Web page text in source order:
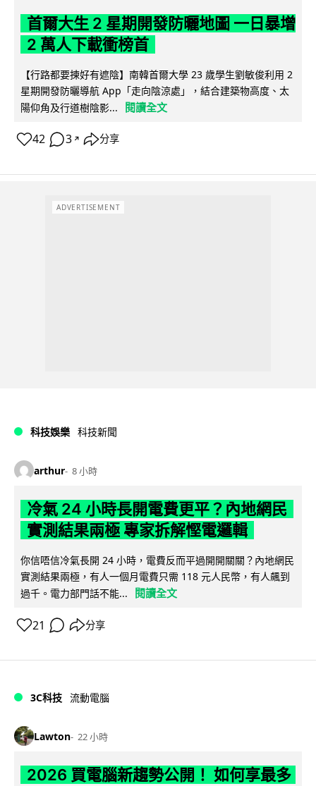
首爾大生 2 星期開發防曬地圖 一日暴增
2 萬人下載衝榜首
【行路都要揀好有遮陰】南韓首爾大學 23 歲學生劉敏俊利用 2
星期開發防曬導航 App「走向陰涼處」，結合建築物高度、太
陽仰角及行道樹陰影...
閱讀全文
42 3 ↗ 分享
ADVERTISEMENT
科技娛樂 科技新聞
arthur 8 小時
冷氣 24 小時長開電費更平？內地網民
實測結果兩極 專家拆解慳電邏輯
你信唔信冷氣長開 24 小時，電費反而平過開開關關？內地網民
實測結果兩極，有人一個月電費只需 118 元人民幣，有人飆到
過千。電力部門話不能...
閱讀全文
21 分享
3C科技 流動電腦
Lawton 22 小時
2026 買電腦新趨勢公開！ 如何享最多